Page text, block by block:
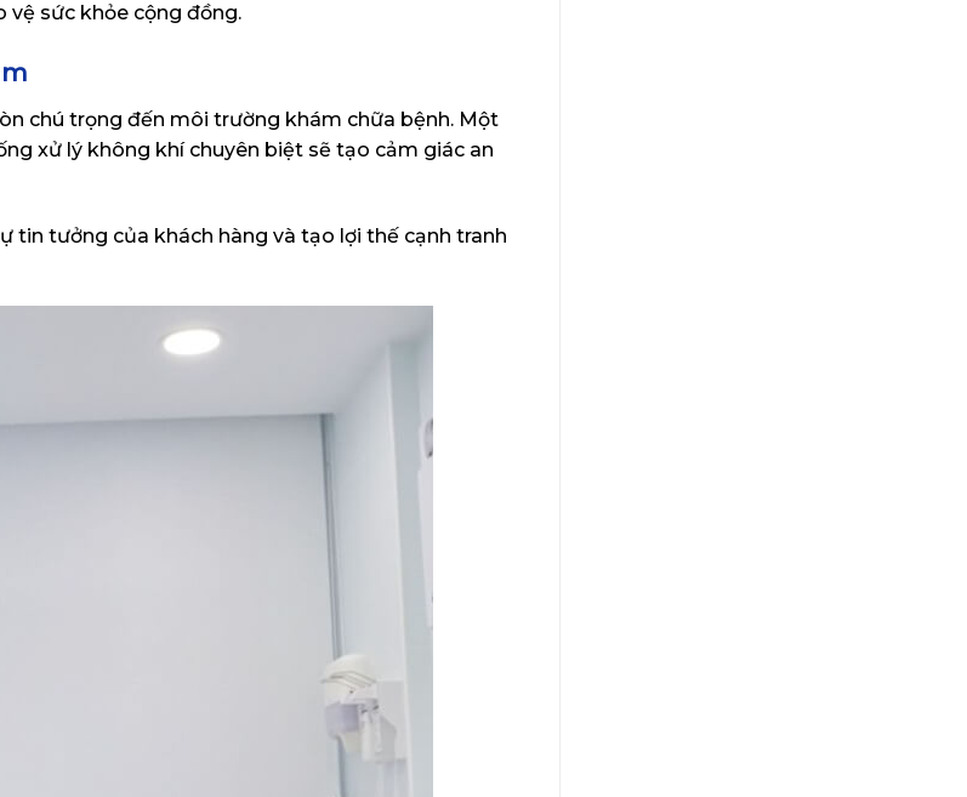
sức khỏe cộng đồng.
chú trọng đến môi trường khám chữa bệnh. Một
xử lý không khí chuyên biệt sẽ tạo cảm giác an
tin tưởng của khách hàng và tạo lợi thế cạnh tranh